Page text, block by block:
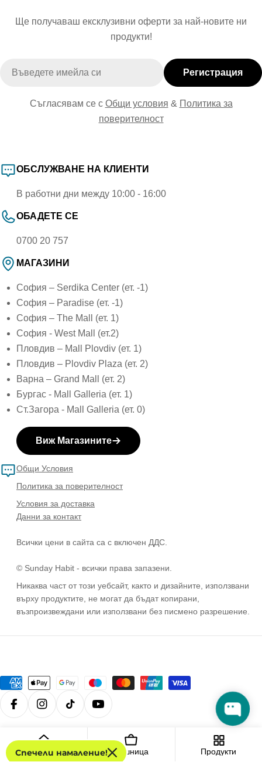
Ще получаваш ексклузивни оферти за най-новите ни
продукти!
Регистрация
Съгласявам се с Общи условия & Политика за
поверителност
ОБСЛУЖВАНЕ НА КЛИЕНТИ
В работни дни между 10:00 - 16:00
ОБАДЕТЕ СЕ
0700 20 757
МАГАЗИНИ
София – Serdika Center (ет. -1)
София – Paradise (ет. -1)
София – The Mall (ет. 1)
София - West Mall (ет.2)
Пловдив – Mall Plovdiv (ет. 1)
Пловдив – Plovdiv Plaza (ет. 2)
Варна – Grand Mall (ет. 2)
Бургас - Mall Galleria (ет. 1)
Ст.Загора - Mall Galleria (ет. 0)
Виж Магазините
Общи Условия
Политика за поверителност
Условия за доставка
Данни за контакт
Всички цени в сайта са с включен ДДС.
© Sunday Habit - всички права запазени.
Никаква част от този уебсайт, както и дизайните, използвани
върху продуктите, не могат да бъдат копирани,
възпроизвеждани или използвани без писмено разрешение.
Методи
на
плащане
FacebookInstagram
TikTok YouTube
© 2026Sunday Habit.
Дом Кошница Продукти
Спечели намаление!